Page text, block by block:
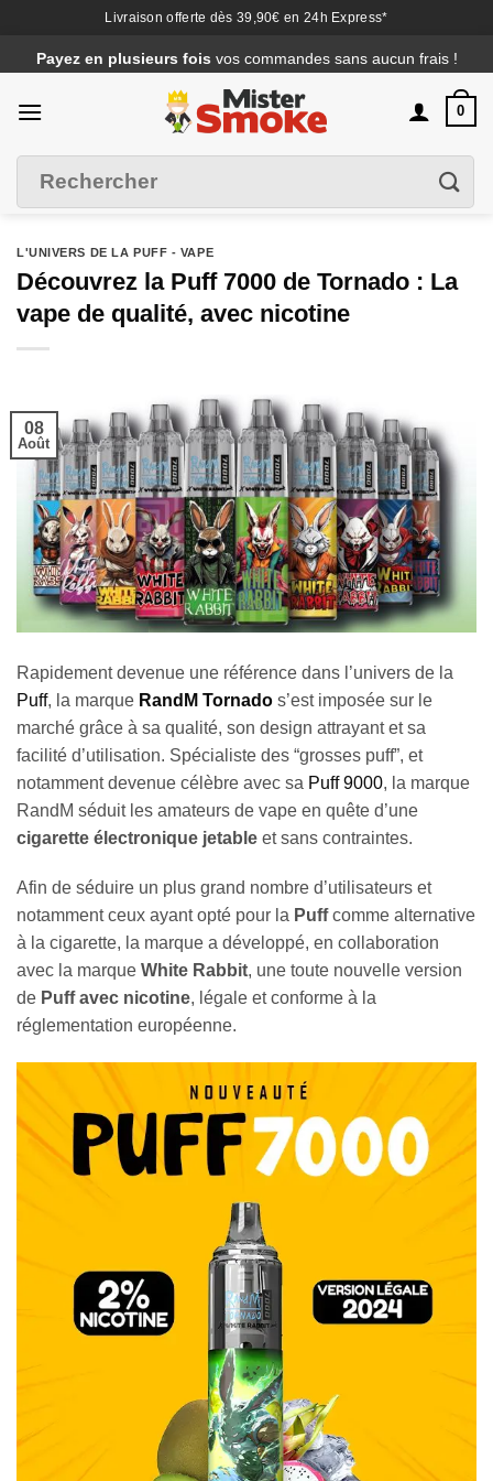
Livraison offerte dès 39,90€ en 24h Express*
au
contenu
Payez en plusieurs fois vos commandes sans aucun frais !
0
pour :
L'UNIVERS DE LA PUFF - VAPE
Découvrez la Puff 7000 de Tornado : La
vape de qualité, avec nicotine
08
Août
Rapidement devenue une référence dans l’univers de la
Puff, la marque RandM Tornado s’est imposée sur le
marché grâce à sa qualité, son design attrayant et sa
facilité d’utilisation. Spécialiste des “grosses puff”, et
notamment devenue célèbre avec sa Puff 9000, la marque
RandM séduit les amateurs de vape en quête d’une
cigarette électronique jetable et sans contraintes.
Afin de séduire un plus grand nombre d’utilisateurs et
notamment ceux ayant opté pour la Puffcomme alternative
à la cigarette, la marque a développé, en collaboration
avec la marque White Rabbit, une toute nouvelle version
de Puff avec nicotine, légale et conforme à la
réglementation européenne.